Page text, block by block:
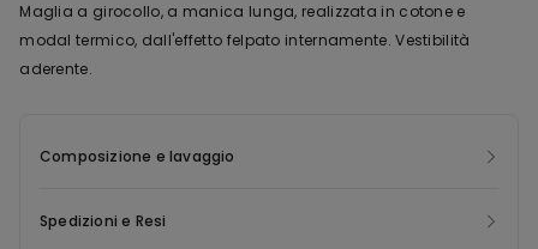
Maglia a girocollo, a manica lunga, realizzata in cotone e
modal termico, dall'effetto felpato internamente. Vestibilità
aderente.
Composizione e lavaggio
Spedizioni e Resi